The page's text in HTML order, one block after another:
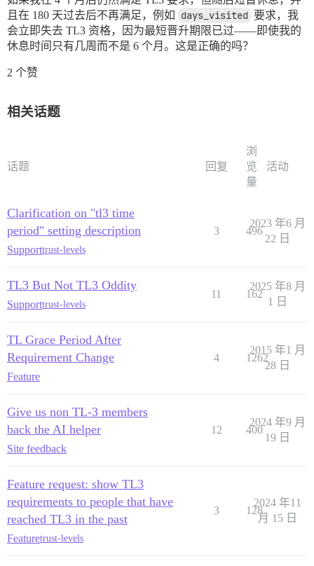
且在 180 天过去后不再满足，例如
days_visited 要求，我
会立即失去 TL3 资格，因为最短晋升期限已过——即使我的
休息时间只有几周而不是 6 个月。这是正确的吗？
2 个赞
相关话题
话题 回复
浏
览
量
活动
Clarification on "tl3 time
period" setting description
Supporttrust-levels
3 496
2023 年6 月
22 日
TL3 But Not TL3 Oddity
Supporttrust-levels
11 162
2025 年8 月
1 日
TL Grace Period After
Requirement Change
Feature
4 1262
2015 年1 月
28 日
Give us non TL-3 members
back the AI helper
Site feedback
12 400
2024 年9 月
19 日
Feature request: show TL3
requirements to people that have
reached TL3 in the past
Featuretrust-levels
3 128
2024 年11
月 15 日